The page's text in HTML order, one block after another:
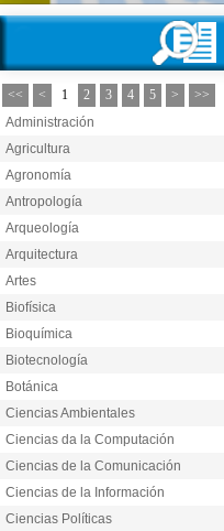
<< < 1 2 3 4 5 >
>>
Administración
Agricultura
Agronomía
Antropología
Arqueología
Arquitectura
Artes
Biofísica
Bioquímica
Biotecnología
Botánica
Ciencias Ambientales
Ciencias da la Computación
Ciencias de la Comunicación
Ciencias de la Información
Ciencias Políticas